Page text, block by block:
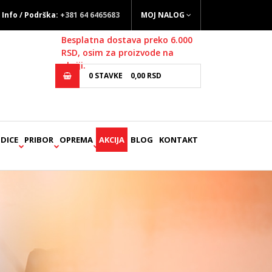
Info / Podrška: +381 64 6465683 MOJ NALOG
Besplatna dostava preko 6.000
RSD, osim za proizvode na
akciji.
0 STAVKE 0,00 RSD
PRIBOR OPREMA AKCIJA BLOG KONTAKT